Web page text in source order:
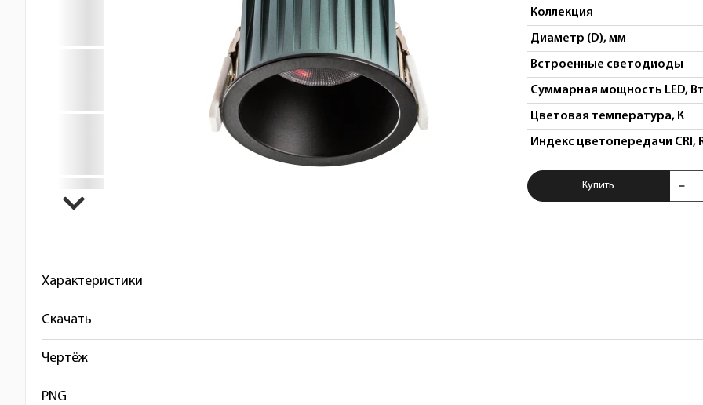
Коллекция
Диаметр (D), мм
Встроенные светодиоды
Суммарная мощность LED, Вт
Цветовая температура, К
Индекс цветопередачи CRI,
КупитьКупить
Характеристики
Скачать
Чертёж
PNG